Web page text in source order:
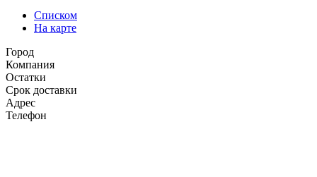
Списком
На карте
Город
Компания
Остатки
Срок доставки
Адрес
Телефон